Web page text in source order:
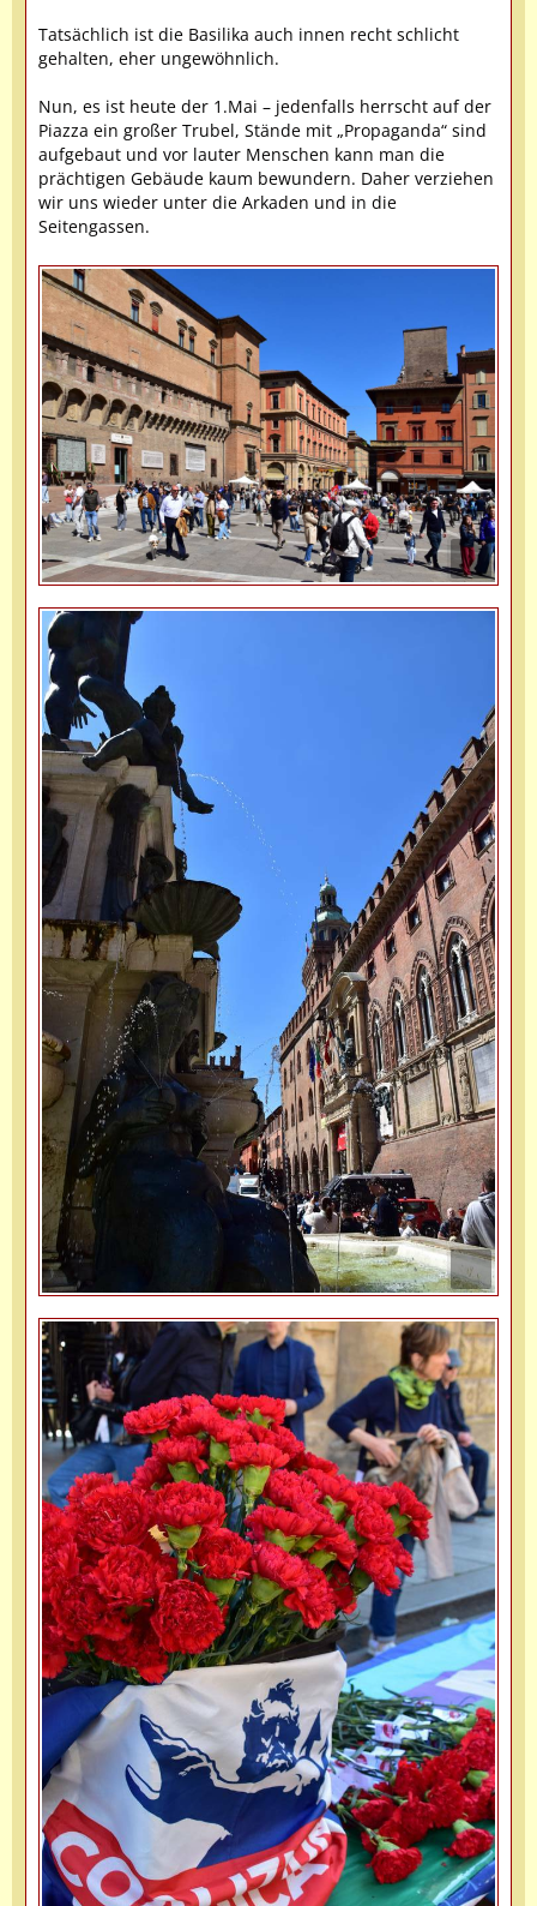
Tatsächlich ist die Basilika auch innen recht schlicht
gehalten, eher ungewöhnlich.
Nun, es ist heute der 1.Mai – jedenfalls herrscht auf der
Piazza ein großer Trubel, Stände mit „Propaganda“ sind
aufgebaut und vor lauter Menschen kann man die
prächtigen Gebäude kaum bewundern. Daher verziehen
wir uns wieder unter die Arkaden und in die
Seitengassen.